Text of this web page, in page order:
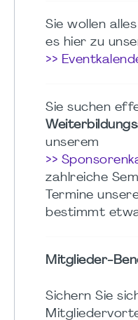
Sie wollen
es hier zu
>>
Sie suchen
unserem
>>
zahlreiche
Termine
bestimmt
Mitglieder-
Sichern Sie